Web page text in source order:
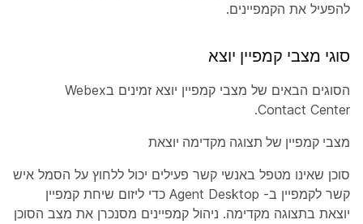
להפעיל את הקמפיינים.
סוגי מצבי קמפיין יוצא
הסוגים הבאים של מצבי קמפיין יוצא זמינים בWebex
Contact Center.
מצבי קמפיין של תצוגה מקדימה יוצאת
סוכן שאינו מטפל באנשי קשר פעילים יכול ללחוץ על הסמל איש
קשר לקמפיין ב- Agent Desktop כדי ליזום שיחת קמפיין
יוצאת בתצוגה מקדימה. ניהול קמפיינים מסנכרן את מצב הסוכן